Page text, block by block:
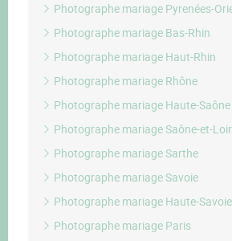
Photographe mariage Pyrenées-
Photographe mariage Bas-Rhin
Photographe mariage Haut-Rhin
Photographe mariage Rhône
Photographe mariage Haute-Saône
Photographe mariage Saône-et-
Photographe mariage Sarthe
Photographe mariage Savoie
Photographe mariage Haute-Savoie
Photographe mariage Paris